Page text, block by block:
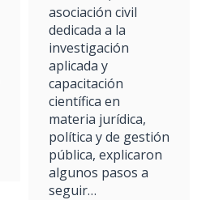
asociación civil
dedicada a la
investigación
aplicada y
capacitación
científica en
materia jurídica,
política y de gestión
pública, explicaron
algunos pasos a
seguir…